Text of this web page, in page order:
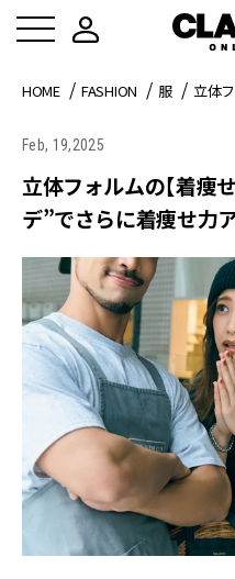
HOME FASHION 服 立体
Feb, 19,2025
立体フォルムの【着痩
デ”でさらに着痩せ力ア